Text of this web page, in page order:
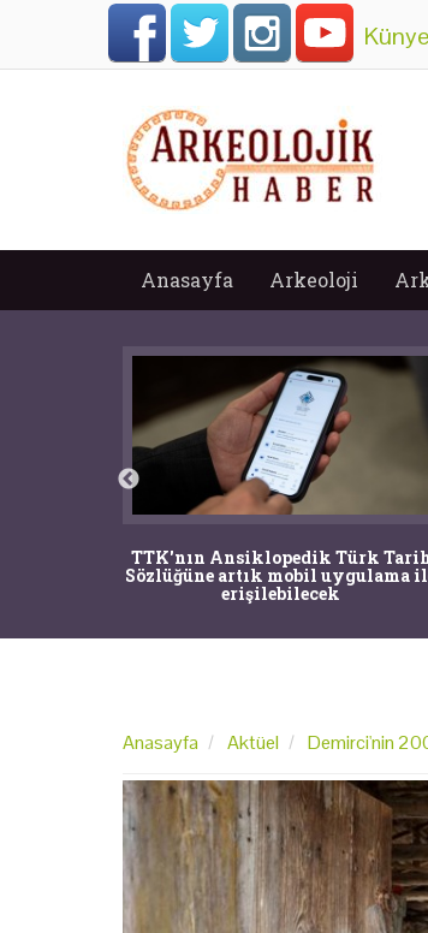
Künye
Anasayfa Arkeoloji
TTK'nın Ansiklopedik Türk
Sözlüğüne artık mobil uygulama
erişilebilecek
Anasayfa Aktüel Demirci'nin